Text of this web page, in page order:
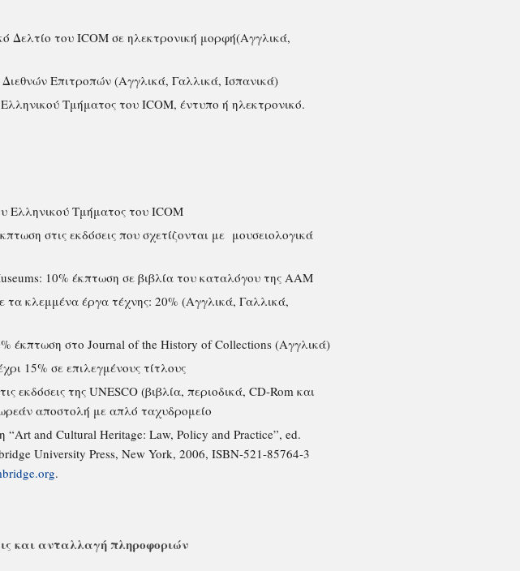
Δελτίο του ICOM σε ηλεκτρονική μορφή(Αγγλικά,
Επιτροπών (Αγγλικά, Γαλλικά, Ισπανικά)
Τμήματος του ICOM, έντυπο ή ηλεκτρονικό.
Ελληνικού Τμήματος του ICOM
στις εκδόσεις που σχετίζονται με μουσειολογικά
10% έκπτωση σε βιβλία του καταλόγου της AAM
τα κλεμμένα έργα τέχνης: 20% (Αγγλικά, Γαλλικά,
έκπτωση στο Journal of the History of Collections (Αγγλικά)
15% σε επιλεγμένους τίτλους
εκδόσεις της UNESCO (βιβλία, περιοδικά, CD-Rom και
αποστολή με απλό ταχυδρομείο
“Art and Cultural Heritage: Law, Policy and Practice”, ed.
University Press, New York, 2006, ISBN-521-85764-3
.
και ανταλλαγή πληροφοριών